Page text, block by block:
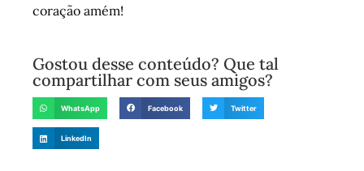
coração amém!
Gostou desse conteúdo? Que tal
compartilhar com seus amigos?
WhatsApp Facebook Twitter
LinkedIn